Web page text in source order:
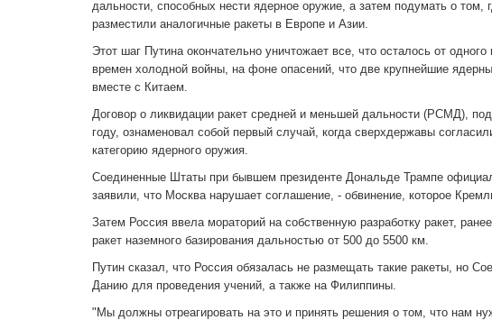
дальности, способных нести ядерное оружие, а затем подумать о том,
разместили аналогичные ракеты в Европе и Азии.
Этот шаг Путина окончательно уничтожает все, что осталось от
времен холодной войны, на фоне опасений, что две крупнейшие
вместе с Китаем.
Договор о ликвидации ракет средней и меньшей дальности (РСМД),
году, ознаменовал собой первый случай, когда сверхдержавы
категорию ядерного оружия.
Соединенные Штаты при бывшем президенте Дональде Трампе
заявили, что Москва нарушает соглашение, - обвинение, которое
Затем Россия ввела мораторий на собственную разработку ракет,
ракет наземного базирования дальностью от 500 до 5500 км.
Путин сказал, что Россия обязалась не размещать такие ракеты, но
Данию для проведения учений, а также на Филиппины.
"Мы должны отреагировать на это и принять решения о том, что нам